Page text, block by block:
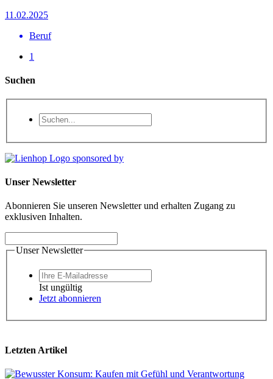
11.02.2025
Beruf
1
Suchen
Unser Newsletter
Abonnieren Sie unseren Newsletter und erhalten Zugang zu
exklusiven Inhalten.
Unser Newsletter
Ist ungültig
Jetzt abonnieren
Letzten Artikel